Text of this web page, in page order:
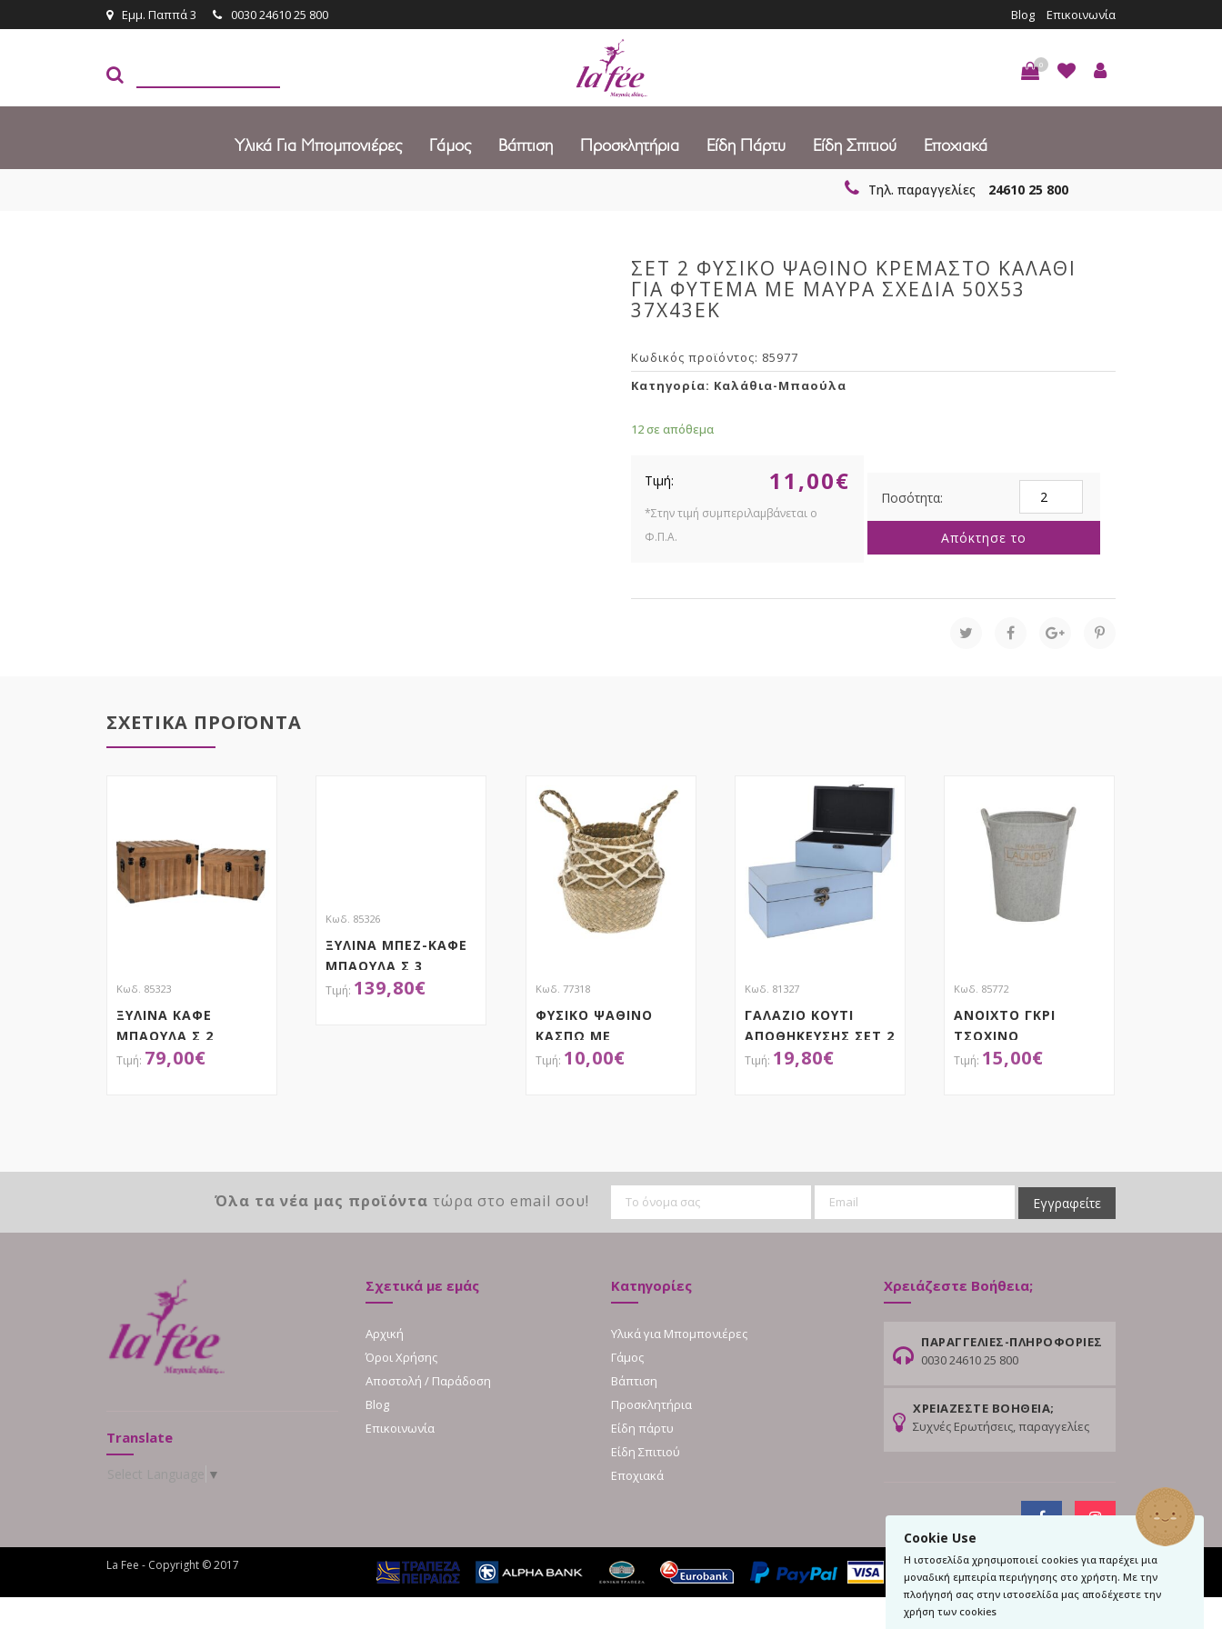
Cookie Use
Η ιστοσελίδα χρησιμοποιεί cookies για παρέχει μια
μοναδική εμπειρία περιήγησης στο χρήστη. Με την
πλοήγησή σας στην ιστοσελίδα μας αποδέχεστε την
χρήση των cookies
Εμμ. Παππά 3 0030 24610 25 800 Blog Επικοινωνία
0
Υλικά Για Μπομπονιέρες Γάμος Βάπτιση Προσκλητήρια Είδη Πάρτυ Είδη Σπιτιού Εποχιακά
Τηλ. παραγγελίες 24610 25 800
ΣΕΤ 2 ΦΥΣΙΚΟ ΨΑΘΙΝΟ ΚΡΕΜΑΣΤΟ ΚΑΛΑΘΙ
ΓΙΑ ΦΥΤΕΜΑ ΜΕ ΜΑΥΡΑ ΣΧΕΔΙΑ 50Χ53
37Χ43ΕΚ
Κωδικός προϊόντος: 85977
Κατηγορία: Καλάθια-Μπαούλα
12 σε απόθεμα
11,00€
ΦΥΣΙΚΟ
ΨΑΘΙΝΟ
ΚΡΕΜΑΣΤΟ
ΓΙΑ
Απόκτησε το
ΣΧΕΤΙΚΑ ΠΡΟΪΟΝΤΑ
Κωδ. 85323
ΞΥΛΙΝΑ ΚΑΦΕ
ΜΠΑΟΥΛΑ Σ 2
42X30X31EK
79,00€
Κωδ. 85326
ΞΥΛΙΝΑ ΜΠΕΖ-ΚΑΦΕ
ΜΠΑΟΥΛΑ Σ 3
49Χ30.5Χ30.5EK
139,80€ Κωδ. 77318
ΦΥΣΙΚΟ ΨΑΘΙΝΟ
ΚΑΣΠΩ ΜΕ
ΒΑΜΒΑΚΕΡΟ
10,00€
Κωδ. 81327
ΓΑΛΑΖΙΟ ΚΟΥΤΙ
ΑΠΟΘΗΚΕΥΣΗΣ ΣΕΤ 2
26X16X12.5ΕΚ
19,80€
Κωδ. 85772
ΑΝΟΙΧΤΟ ΓΚΡΙ
ΤΣΟΧΙΝΟ
ΔΙΑΦ.ΧΡΗΣΕΩΝ 34
15,00€
Όλα τα νέα μας προϊόντα τώρα στο email σου! Εγγραφείτε
Translate
▼
Σχετικά με εμάς
Αρχική
Όροι Χρήσης
Αποστολή / Παράδοση
Blog
Επικοινωνία
Κατηγορίες
Υλικά για Μπομπονιέρες
Γάμος
Βάπτιση
Προσκλητήρια
Είδη πάρτυ
Είδη Σπιτιού
Εποχιακά
Χρειάζεστε Βοήθεια;
ΠΑΡΑΓΓΕΛΙΕΣ-ΠΛΗΡΟΦΟΡΙΕΣ
0030 24610 25 800
ΧΡΕΙΑΖΕΣΤΕ ΒΟΗΘΕΙΑ;
Συχνές Ερωτήσεις, παραγγελίες
La Fee - Copyright © 2017